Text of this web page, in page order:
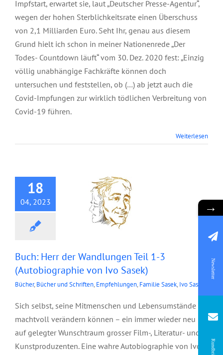
Impfstart, erwartet sie, laut „Deutscher Presse-Agentur“,
wegen der hohen Sterblichkeitsrate einen Überschuss
von 2,1 Milliarden Euro. Seht Ihr, genau aus diesem
Grund hielt ich schon in meiner Nationenrede „Der
Todes- Countdown läuft“ vom 30. Dez. 2020 fest: „Einzig
völlig unabhängige Fachkräfte können doch
untersuchen und feststellen, ob (…) ab jetzt auch die
Covid-Impfungen zur wirklich tödlichen Verbreitung von
Covid-19 führen.
Weiterlesen
18
04, 2023
Wandlungen Teil 1-
von Ivo Sasek)
Buch: Herr der Wandlungen Teil 1-3
(Autobiographie von Ivo Sasek)
Bücher, Bücher und Schriften, Empfehlungen, Familie Sasek, Ivo Sasek
Sich selbst, seine Mitmenschen und Lebensumstände
machtvoll verändern können – ein immer wieder neu
auf gelegter Wunschtraum grosser Film-, Literatur- und
Kunstproduzenten. Eine wahre Autobiographie von Ivo
→
Newsletter
Rundbrief